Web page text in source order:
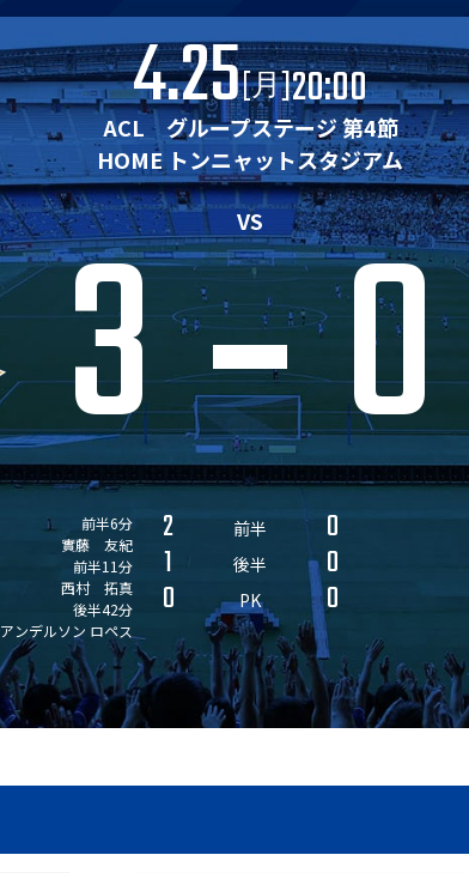
4.25[月]20:00
ACL グループステージ 第4節
HOME トンニャットスタジアム
VS
3 0
前半6分
實藤 友紀
前半11分
西村 拓真
後半42分
アンデルソン ロペス
2 前半
0
1
後半
0
0
PK 0